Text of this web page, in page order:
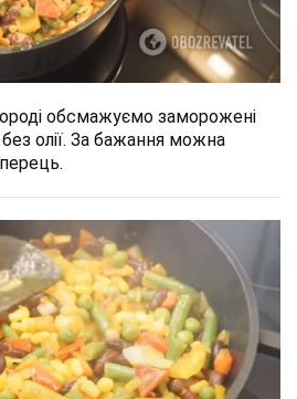
обсмажуємо заморожені
без олії. За бажання можна